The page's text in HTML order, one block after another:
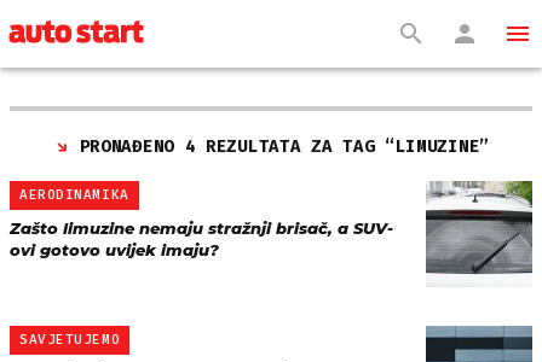
PRONAĐENO 4 REZULTATA ZA TAG “LIMUZINE”
AERODINAMIKA
Zašto limuzine nemaju stražnji brisač, a SUV-
ovi gotovo uvijek imaju?
SAVJETUJEMO